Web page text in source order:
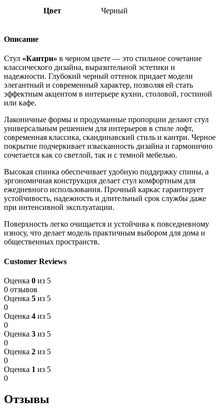
Цвет Черный
Описание
Стул «Кантри» в черном цвете — это стильное сочетание
классического дизайна, выразительной эстетики и
надежности. Глубокий черный оттенок придает модели
элегантный и современный характер, позволяя ей стать
эффектным акцентом в интерьере кухни, столовой, гостиной
или кафе.
Лаконичные формы и продуманные пропорции делают стул
универсальным решением для интерьеров в стиле лофт,
современная классика, скандинавский стиль и кантри. Черное
покрытие подчеркивает изысканность дизайна и гармонично
сочетается как со светлой, так и с темной мебелью.
Высокая спинка обеспечивает удобную поддержку спины, а
эргономичная конструкция делает стул комфортным для
ежедневного использования. Прочный каркас гарантирует
устойчивость, надежность и длительный срок службы даже
при интенсивной эксплуатации.
Поверхность легко очищается и устойчива к повседневному
износу, что делает модель практичным выбором для дома и
общественных пространств.
Customer Reviews
Оценка 0 из 5
0 отзывов
Оценка 5 из 5
0
Оценка 4 из 5
0
Оценка 3 из 5
0
Оценка 2 из 5
0
Оценка 1 из 5
0
Отзывы